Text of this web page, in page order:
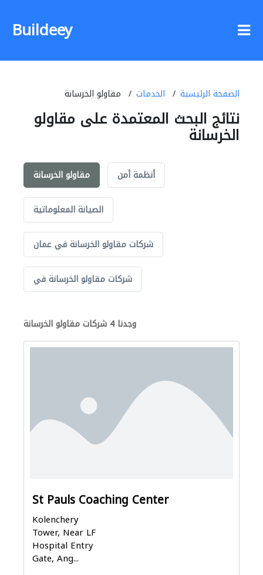
Buildeey
الصفحة الرئيسية الخدمات مقاولو الخرسانة
نتائج البحث المعتمدة على مقاولو
الخرسانة
مقاولو الخرسانة أنظمة أمن
الصيانة المعلوماتية
شركات مقاولو الخرسانة في عمان
شركات مقاولو الخرسانة في
وجدنا 4 شركات مقاولو الخرسانة
St Pauls Coaching Center
Kolenchery
Tower, Near LF
Hospital Entry
Gate, Ang...